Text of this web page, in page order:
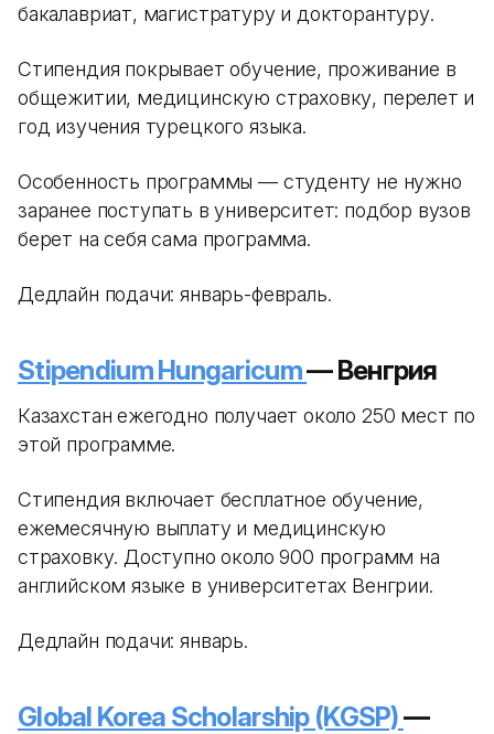
бакалавриат, магистратуру и докторантуру.
Стипендия покрывает обучение, проживание в
общежитии, медицинскую страховку, перелет и
год изучения турецкого языка.
Особенность программы — студенту не нужно
заранее поступать в университет: подбор вузов
берет на себя сама программа.
Дедлайн подачи: январь-февраль.
Stipendium Hungaricum— Венгрия
Казахстан ежегодно получает около 250 мест по
этой программе.
Стипендия включает бесплатное обучение,
ежемесячную выплату и медицинскую
страховку. Доступно около 900 программ на
английском языке в университетах Венгрии.
Дедлайн подачи: январь.
Global Korea Scholarship (KGSP)—